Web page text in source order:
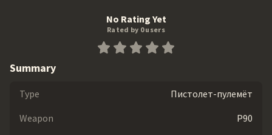
No Rating Yet
Rated by 0 users
Summary
Type
Пистолет-пулемёт
Weapon
P90